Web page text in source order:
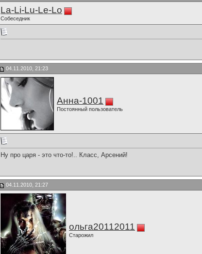
La-Li-Lu-Le-Lo
Собеседник
04.11.2010, 21:23
Анна-1001
Постоянный пользователь
Ну про царя - это что-то!.. Класс, Арсений!
04.11.2010, 21:27
ольга20112011
Старожил